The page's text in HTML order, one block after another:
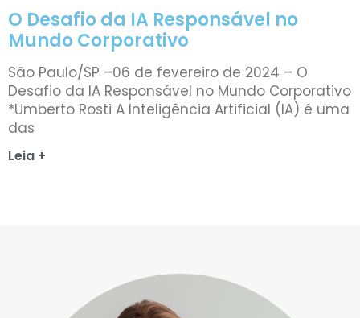
O Desafio da IA Responsável no
Mundo Corporativo
São Paulo/SP –06 de fevereiro de 2024 – O
Desafio da IA Responsável no Mundo Corporativo
*Umberto Rosti A Inteligência Artificial (IA) é uma
das
Leia +